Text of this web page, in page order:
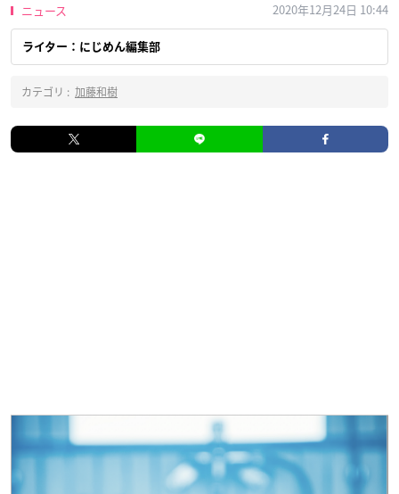
ニュース 2020年12月24日 10:44
ライター：にじめん編集部
カテゴリ : 加藤和樹